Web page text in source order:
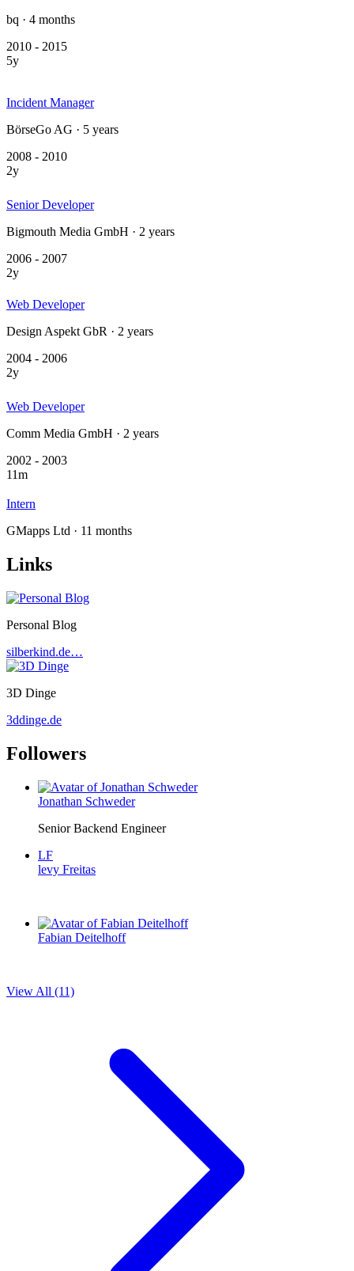
bq · 4 months
2010 - 2015
5y
Incident Manager
BörseGo AG · 5 years
2008 - 2010
2y
Senior Developer
Bigmouth Media GmbH · 2 years
2006 - 2007
2y
Web Developer
Design Aspekt GbR · 2 years
2004 - 2006
2y
Web Developer
Comm Media GmbH · 2 years
2002 - 2003
11m
Intern
GMapps Ltd · 11 months
Links
Personal Blog
silberkind.de…
3D Dinge
3ddinge.de
Followers
Jonathan Schweder
Senior Backend Engineer
LF
levy Freitas
Fabian Deitelhoff
View All (11)